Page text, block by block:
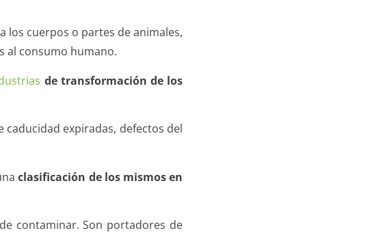
los cuerpos o partes de animales,
al consumo humano.
de transformación de los
expiradas, defectos del
clasificación de los mismos en
contaminar. Son portadores de